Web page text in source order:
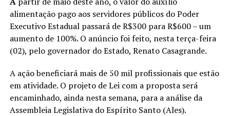
alimentação pago aos servidores públicos do Poder
Executivo Estadual passará de R$300 para R$600 – um
aumento de 100%. O anúncio foi feito, nesta terça-feira
(02), pelo governador do Estado, Renato Casagrande.
A ação beneficiará mais de 50 mil profissionais que estão
em atividade. O projeto de Lei com a proposta será
encaminhado, ainda nesta semana, para a análise da
Assembleia Legislativa do Espírito Santo (Ales).